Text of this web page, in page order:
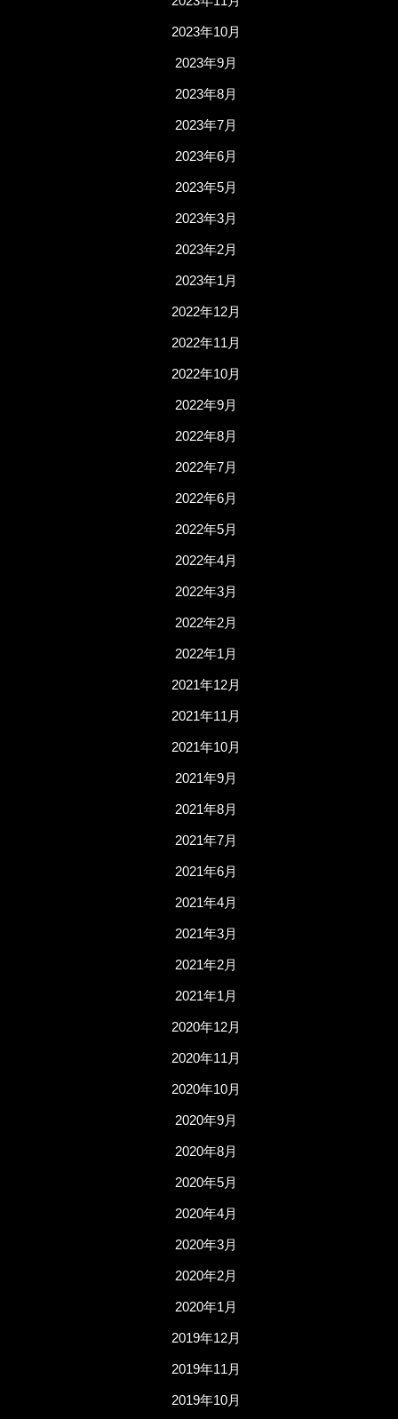
2023年10月
2023年9月
2023年8月
2023年7月
2023年6月
2023年5月
2023年3月
2023年2月
2023年1月
2022年12月
2022年11月
2022年10月
2022年9月
2022年8月
2022年7月
2022年6月
2022年5月
2022年4月
2022年3月
2022年2月
2022年1月
2021年12月
2021年11月
2021年10月
2021年9月
2021年8月
2021年7月
2021年6月
2021年4月
2021年3月
2021年2月
2021年1月
2020年12月
2020年11月
2020年10月
2020年9月
2020年8月
2020年5月
2020年4月
2020年3月
2020年2月
2020年1月
2019年12月
2019年11月
2019年10月